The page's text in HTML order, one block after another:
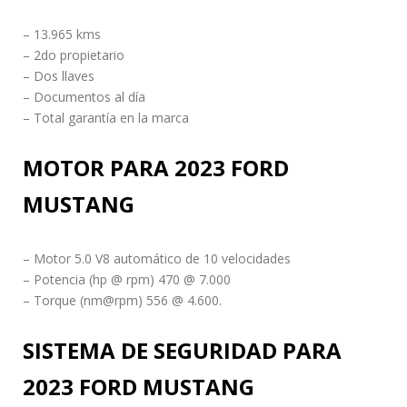
– 13.965 kms
– 2do propietario
– Dos llaves
– Documentos al día
– Total garantía en la marca
MOTOR PARA 2023 FORD
MUSTANG
– Motor 5.0 V8 automático de 10 velocidades
– Potencia (hp @ rpm) 470 @ 7.000
– Torque (nm@rpm) 556 @ 4.600.
SISTEMA DE SEGURIDAD PARA
2023 FORD MUSTANG